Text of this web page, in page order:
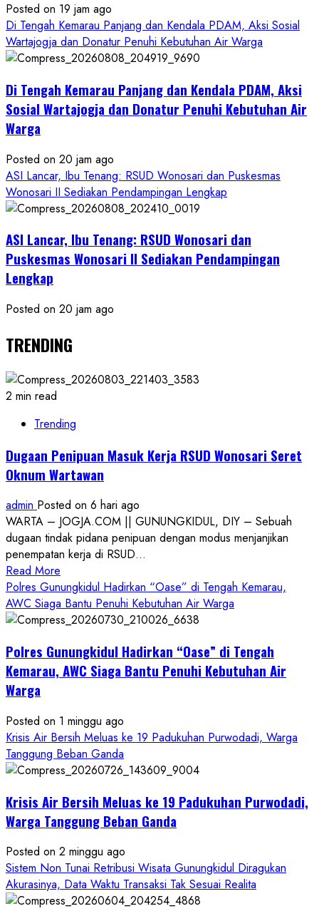
Posted on 19 jam ago
Di Tengah Kemarau Panjang dan Kendala PDAM, Aksi Sosial
Wartajogja dan Donatur Penuhi Kebutuhan Air Warga
Di Tengah Kemarau Panjang dan Kendala PDAM, Aksi
Sosial Wartajogja dan Donatur Penuhi Kebutuhan Air
Warga
Posted on 20 jam ago
ASI Lancar, Ibu Tenang: RSUD Wonosari dan Puskesmas
Wonosari II Sediakan Pendampingan Lengkap
ASI Lancar, Ibu Tenang: RSUD Wonosari dan
Puskesmas Wonosari II Sediakan Pendampingan
Lengkap
Posted on 20 jam ago
TRENDING
2 min read
Trending
Dugaan Penipuan Masuk Kerja RSUD Wonosari Seret
Oknum Wartawan
admin Posted on 6 hari ago
WARTA – JOGJA.COM || GUNUNGKIDUL, DIY – Sebuah
dugaan tindak pidana penipuan dengan modus menjanjikan
penempatan kerja di RSUD...
Read More
more
about
Dugaan
Masuk
Kerja
Seret
Oknum
Wartawan
Polres Gunungkidul Hadirkan “Oase” di Tengah Kemarau,
AWC Siaga Bantu Penuhi Kebutuhan Air Warga
Polres Gunungkidul Hadirkan “Oase” di Tengah
Kemarau, AWC Siaga Bantu Penuhi Kebutuhan Air
Warga
Posted on 1 minggu ago
Krisis Air Bersih Meluas ke 19 Padukuhan Purwodadi, Warga
Tanggung Beban Ganda
Krisis Air Bersih Meluas ke 19 Padukuhan Purwodadi,
Warga Tanggung Beban Ganda
Posted on 2 minggu ago
Sistem Non Tunai Retribusi Wisata Gunungkidul Diragukan
Akurasinya, Data Waktu Transaksi Tak Sesuai Realita